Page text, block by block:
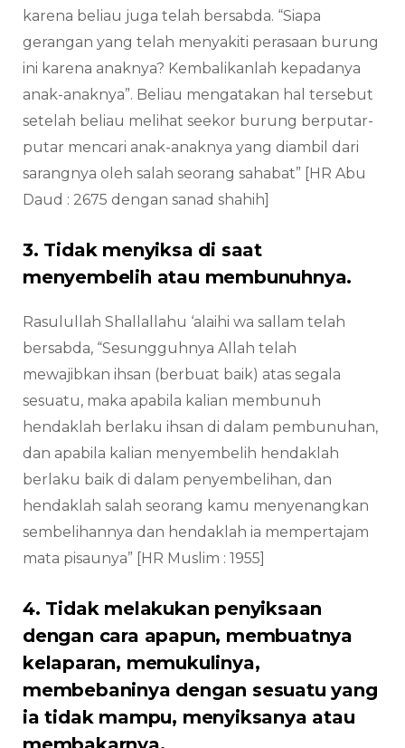
karena beliau juga telah bersabda. “Siapa
gerangan yang telah menyakiti perasaan burung
ini karena anaknya? Kembalikanlah kepadanya
anak-anaknya”. Beliau mengatakan hal tersebut
setelah beliau melihat seekor burung berputar-
putar mencari anak-anaknya yang diambil dari
sarangnya oleh salah seorang sahabat” [HR Abu
Daud : 2675 dengan sanad shahih]
3. Tidak menyiksa di saat
menyembelih atau membunuhnya.
Rasulullah Shallallahu ‘alaihi wa sallam telah
bersabda, “Sesungguhnya Allah telah
mewajibkan ihsan (berbuat baik) atas segala
sesuatu, maka apabila kalian membunuh
hendaklah berlaku ihsan di dalam pembunuhan,
dan apabila kalian menyembelih hendaklah
berlaku baik di dalam penyembelihan, dan
hendaklah salah seorang kamu menyenangkan
sembelihannya dan hendaklah ia mempertajam
mata pisaunya” [HR Muslim : 1955]
4. Tidak melakukan penyiksaan
dengan cara apapun, membuatnya
kelaparan, memukulinya,
membebaninya dengan sesuatu yang
ia tidak mampu, menyiksanya atau